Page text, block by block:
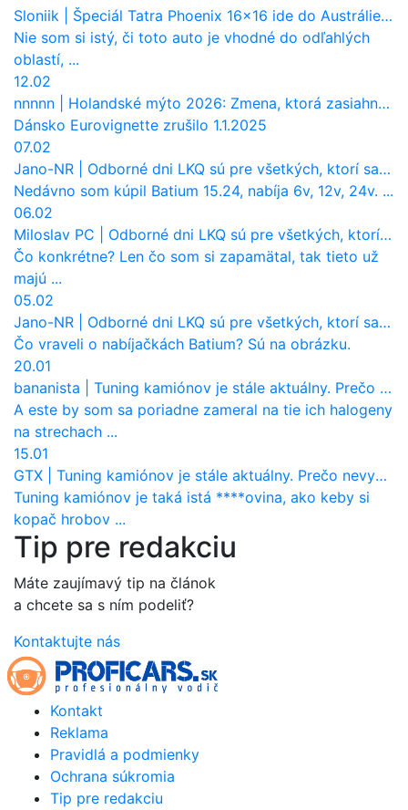
Sloniik
Špeciál Tatra Phoenix 16×16 ide do Austrálie. Na čo bude slúžiť?
Nie som si istý, či toto auto je vhodné do odľahlých
oblastí, ...
12.02
nnnnn
Holandské mýto 2026: Zmena, ktorá zasiahne slovenských dopravcov
Dánsko Eurovignette zrušilo 1.1.2025
07.02
Jano-NR
Odborné dni LKQ sú pre všetkých, ktorí sa chcú dozvedieť niečo viac
Nedávno som kúpil Batium 15.24, nabíja 6v, 12v, 24v. ...
06.02
Miloslav PC
Odborné dni LKQ sú pre všetkých, ktorí sa chcú dozvedieť niečo viac
Čo konkrétne? Len čo som si zapamätal, tak tieto už
majú ...
05.02
Jano-NR
Odborné dni LKQ sú pre všetkých, ktorí sa chcú dozvedieť niečo viac
Čo vraveli o nabíjačkách Batium? Sú na obrázku.
20.01
bananista
Tuning kamiónov je stále aktuálny. Prečo nevyhynul ako pri osobákoch?
A este by som sa poriadne zameral na tie ich halogeny
na strechach ...
15.01
GTX
Tuning kamiónov je stále aktuálny. Prečo nevyhynul ako pri osobákoch?
Tuning kamiónov je taká istá ****ovina, ako keby si
kopač hrobov ...
Tip pre redakciu
Máte zaujímavý tip na článok
a chcete sa s ním podeliť?
Kontaktujte nás
Kontakt
Reklama
Pravidlá a podmienky
Ochrana súkromia
Tip pre redakciu